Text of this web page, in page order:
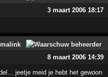
3 maart 2006 18:17
8 maart 2006 14:39
jeetje meid je hebt het gewoon